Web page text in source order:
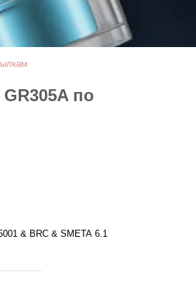
по
& BRC & SMETA 6.1